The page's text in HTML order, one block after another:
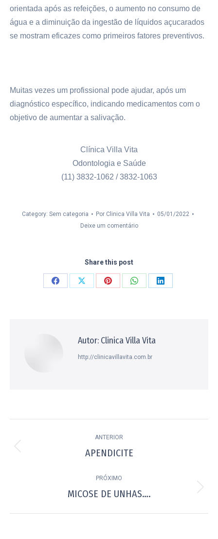
orientada após as refeições, o aumento no consumo de
água e a diminuição da ingestão de líquidos açucarados
se mostram eficazes como primeiros fatores preventivos.
Muitas vezes um profissional pode ajudar, após um
diagnóstico específico, indicando medicamentos com o
objetivo de aumentar a salivação.
Clínica Villa Vita
Odontologia e Saúde
(11) 3832-1062 / 3832-1063
Category: Sem categoria Por Clinica Villa Vita
05/01/2022
Deixe um comentário
Share this post
CompartilharCompartilharCompartilharCompartilharCompartilhar
Autor: Clinica Villa Vita
http://clinicavillavita.com.br
de
ANTERIOR
Post
APENDICITE
PRÓXIMO
Próximo
MICOSE DE UNHAS….